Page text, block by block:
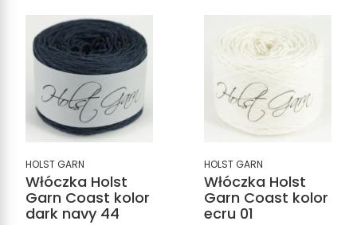
HOLST GARN
Włóczka Holst
Garn Coast kolor
dark navy 44
HOLST GARN
Włóczka Holst
Garn Coast kolor
ecru 01